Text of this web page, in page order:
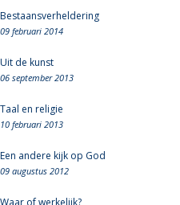
Bestaansverheldering
09 februari 2014
Uit de kunst
06 september 2013
Taal en religie
10 februari 2013
Een andere kijk op God
09 augustus 2012
Waar of werkelijk?